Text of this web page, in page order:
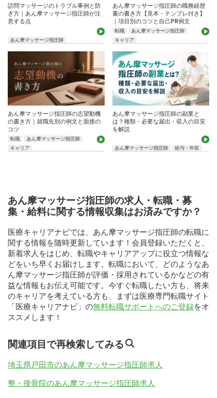
訪問マッサージのトラブル事例と防
ぎ方｜あん摩マッサージ指圧師が注
意する点
あん摩マッサージ指圧師
あん摩マッサージ指圧師の職務経歴
書の書き方【見本・テンプレ付き】
｜項目別のコツと自己PR例文
転職
あん摩マッサージ指圧師
キャリア
あん摩マッサージ指圧師の志望動機
の書き方｜就職先別の例文と面接の
コツ
転職
あん摩マッサージ指圧師
キャリア
あん摩マッサージ指圧師の副業と
は？種類・必要な届出・収入の目安
を解説
あん摩マッサージ指圧師 給与・年収
あん摩マッサージ指圧師の求人・転職・募
集・給料に関する情報収集はお済みですか？
医療キャリアナビでは、あん摩マッサージ指圧師の転職に
関する情報を随時更新しています！会員登録いただくと、
新着求人をはじめ、転職やキャリアアップに役立つ情報な
どをいち早くお届けします。転職において、どのようなあ
ん摩マッサージ指圧師が評価・採用されているかなどの有
益な情報もお伝え可能です。今すぐ転職したい方も、将来
のキャリアを考えている方も、まずは医療専門転職サイト
「医療キャリアナビ」の無料転職サポートへのご登録をオ
ススメします！
関連項目で再検索してみる
埼玉県戸田市のあん摩マッサージ指圧師求人
整・接骨院のあん摩マッサージ指圧師求人